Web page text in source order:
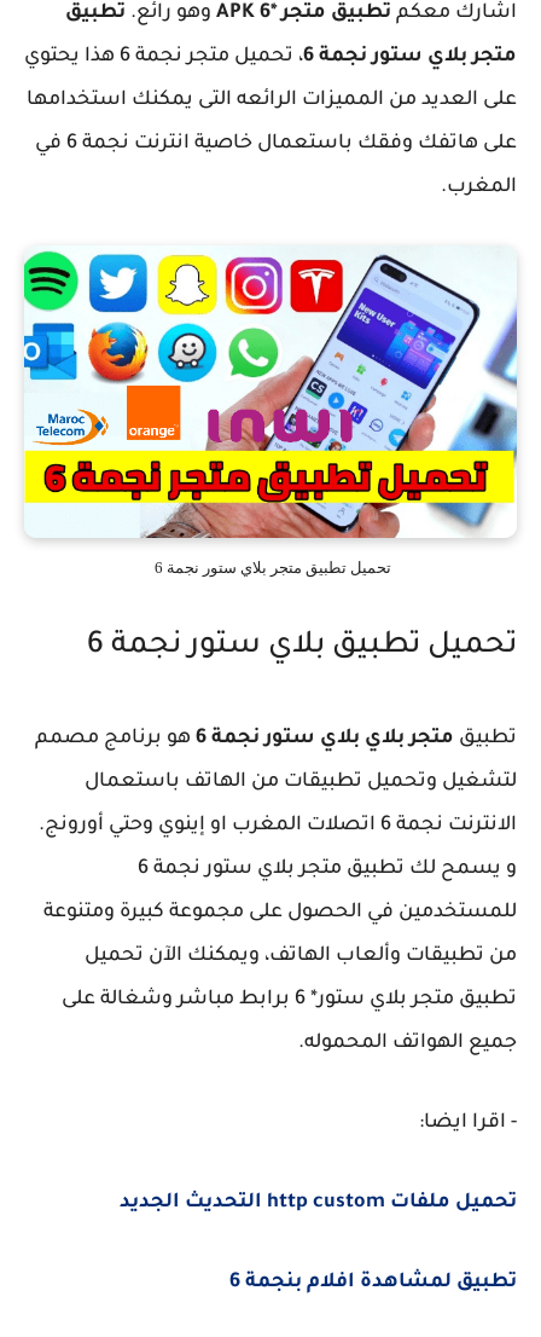
اشارك معكم تطبيق متجر *6 APK وهو رائع. تطبيق
متجر بلاي ستور نجمة 6
، تحميل متجر نجمة 6 هذا يحتوي
على العديد من المميزات الرائعه التى يمكنك استخدامها
على هاتفك وفقك باستعمال خاصية انترنت نجمة 6 في
المغرب.
تحميل تطبيق متجر بلاي ستور نجمة 6
تحميل تطبيق بلاي ستور نجمة 6
تطبيق متجر بلاي بلاي ستور نجمة 6
هو برنامج مصمم
لتشغيل وتحميل تطبيقات من الهاتف باستعمال
الانترنت نجمة 6 اتصلات المغرب او إينوي وحتي أورونج.
و يسمح لك تطبيق متجر بلاي ستور نجمة 6
للمستخدمين في الحصول على مجموعة كبيرة ومتنوعة
من تطبيقات وألعاب الهاتف، ويمكنك الآن تحميل
تطبيق متجر بلاي ستور* 6 برابط مباشر وشغالة على
جميع الهواتف المحموله.
- اقرا ايضا:
تحميل ملفات http custom التحديث الجديد
تطبيق لمشاهدة افلام بنجمة 6